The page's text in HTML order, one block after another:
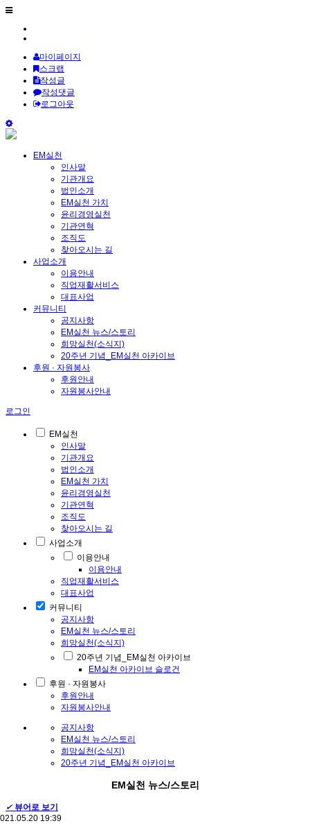
마이페이지
스크랩
작성글
작성댓글
로그아웃
EM실천
인사말
기관개요
법인소개
EM실천 가치
윤리경영실천
기관연혁
조직도
찾아오시는 길
사업소개
이용안내
직업재활서비스
대표사업
커뮤니티
공지사항
EM실천 뉴스/스토리
희망실천(소식지)
20주년 기념_EM실천 아카이브
후원 · 자원봉사
후원안내
자원봉사안내
로그인
EM실천
인사말
기관개요
법인소개
EM실천 가치
윤리경영실천
기관연혁
조직도
찾아오시는 길
사업소개
이용안내
이용안내
직업재활서비스
대표사업
커뮤니티
공지사항
EM실천 뉴스/스토리
희망실천(소식지)
20주년 기념_EM실천 아카이브
EM실천 아카이브 슬로건
후원 · 자원봉사
후원안내
자원봉사안내
공지사항
EM실천 뉴스/스토리
희망실천(소식지)
20주년 기념_EM실천 아카이브
EM실천 뉴스/스토리
✔ 뷰어로 보기
19:39